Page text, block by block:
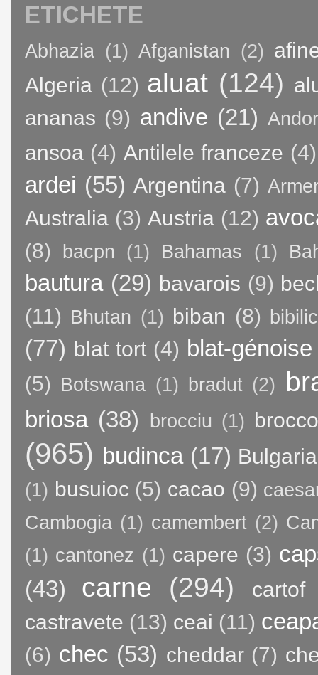
ETICHETE
Abhazia (1) Afganistan (2)
Algeria (12) aluat (124)
ananas (9) andive (21)
ansoa (4) Antilele franceze (4)
ardei (55) Argentina (7)
Australia (3) Austria (12)
(8) bacpn (1) Bahamas (1)
bautura (29) bavarois (9)
(11) Bhutan (1) biban (8)
(77) blat tort (4) blat-génoise
(5) Botswana (1) bradut (2)
briosa (38) brocciu (1)
(965) budinca (17) Bulgaria
(1) busuioc (5) cacao (9)
Cambogia (1) camembert (2)
(1) cantonez (1) capere (3)
(43)
carne (294)
cartof
castravete (13) ceai (11)
(6) chec (53) cheddar (7)